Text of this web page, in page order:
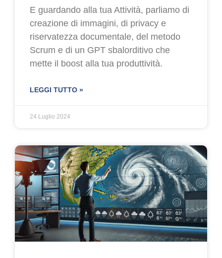
E guardando alla tua Attività, parliamo di
creazione di immagini, di privacy e
riservatezza documentale, del metodo
Scrum e di un GPT sbalorditivo che
mette il boost alla tua produttività.
LEGGI TUTTO »
24 Luglio 2024